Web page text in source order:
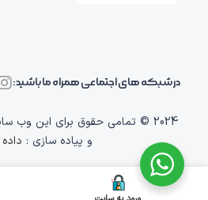
در شبکه های اجتماعی همراه ما باشید:
2024 © تمامی حقوق برای این
و پیاده سازی :